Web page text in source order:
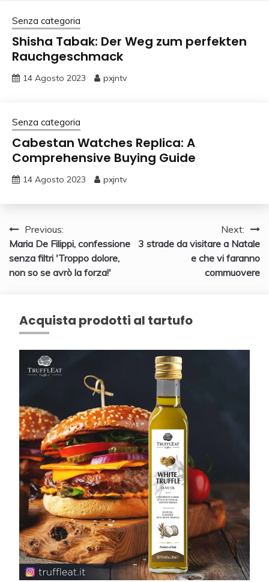
Senza categoria
Shisha Tabak: Der Weg zum perfekten
Rauchgeschmack
14 Agosto 2023 pxjntv
Senza categoria
Cabestan Watches Replica: A
Comprehensive Buying Guide
14 Agosto 2023 pxjntv
Navigazione
articoli
Previous:
Maria De Filippi, confessione
senza filtri 'Troppo dolore,
non so se avrò la forza!'
Next:
3 strade da visitare a Natale
e che vi faranno
commuovere
Acquista prodotti al tartufo